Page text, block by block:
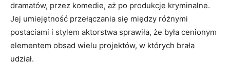
dramatów, przez komedie, aż po produkcje kryminalne.
Jej umiejętność przełączania się między różnymi
postaciami i stylem aktorstwa sprawiła, że była cenionym
elementem obsad wielu projektów, w których brała
udział.